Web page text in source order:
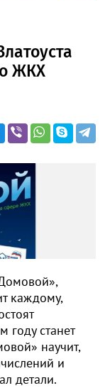
ЖКХ
каждому,
году станет
научит,
и
детали.